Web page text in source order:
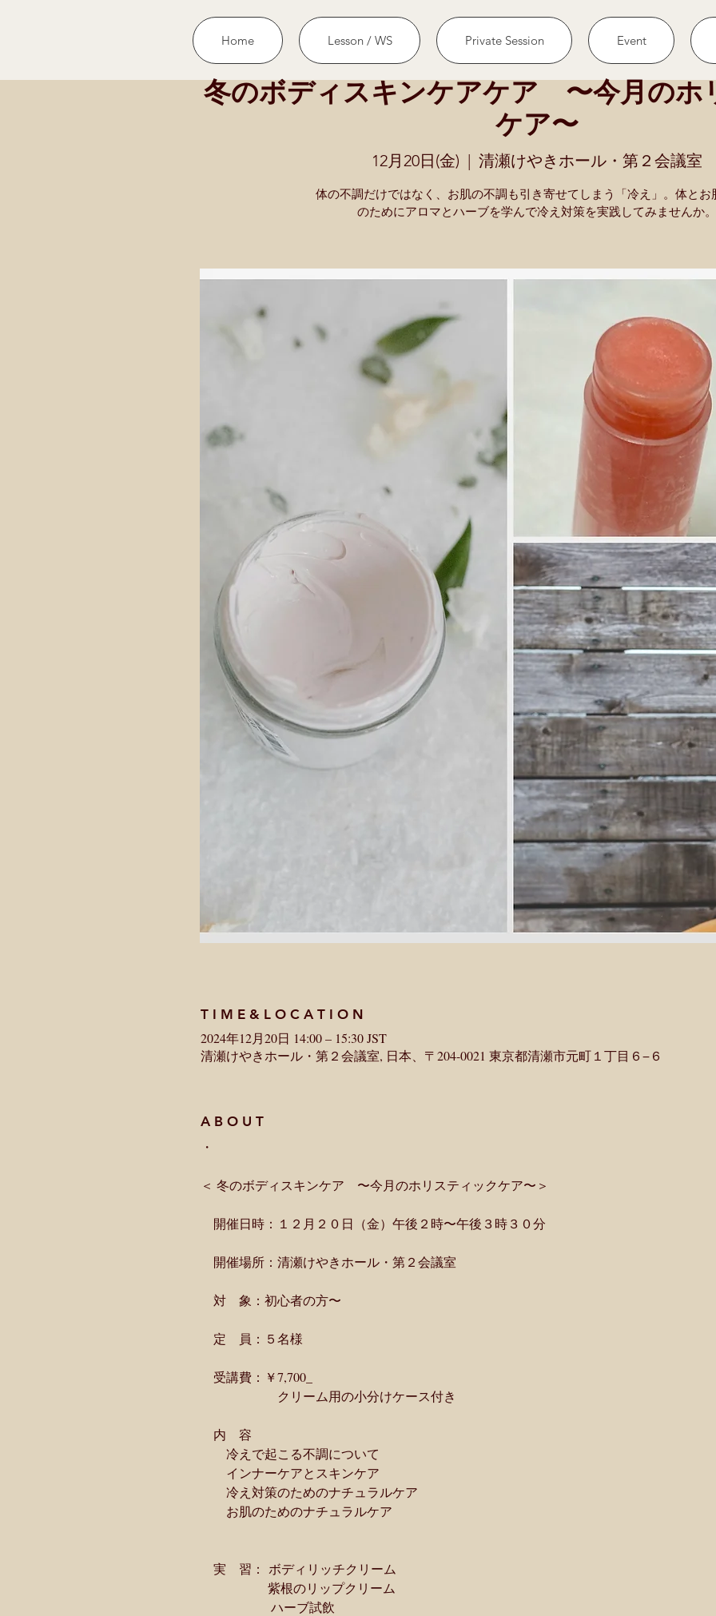
Home Lesson / WS Private Session Event
冬のボディスキンケアケア 〜今月のホ
ケア〜
12月20日(金)
  |
清瀬けやきホール・第２会議室
体の不調だけではなく、お肌の不調も引き寄せてしまう「冷え」。体とお
のためにアロマとハーブを学んで冷え対策を実践してみませんか。
T I M E & L O C A T I O N
2024年12月20日 14:00 – 15:30 JST
清瀬けやきホール・第２会議室, 日本、〒204-0021 東京都清瀬市元町１丁目６−６
A B O U T
・
＜ 冬のボディスキンケア　〜今月のホリスティックケア〜＞
開催日時：１２月２０日（金）午後２時〜午後３時３０分
開催場所：清瀬けやきホール・第２会議室
対　象：初心者の方〜
定　員：５名様
受講費：￥7,700_
クリーム用の小分けケース付き
内　容
冷えで起こる不調について
インナーケアとスキンケア
冷え対策のためのナチュラルケア
お肌のためのナチュラルケア
実　習： ボディリッチクリーム
紫根のリップクリーム
  　　　　　ハーブ試飲